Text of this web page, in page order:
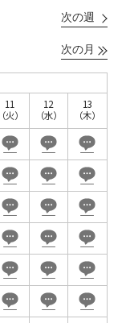
次の週
次の月
11
（火）
12
（水）
13
（木）
ア
ンスセンター
ンター
ー